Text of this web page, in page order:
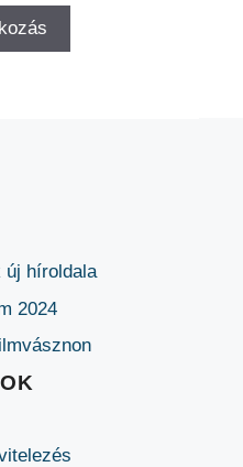
új híroldala
2024